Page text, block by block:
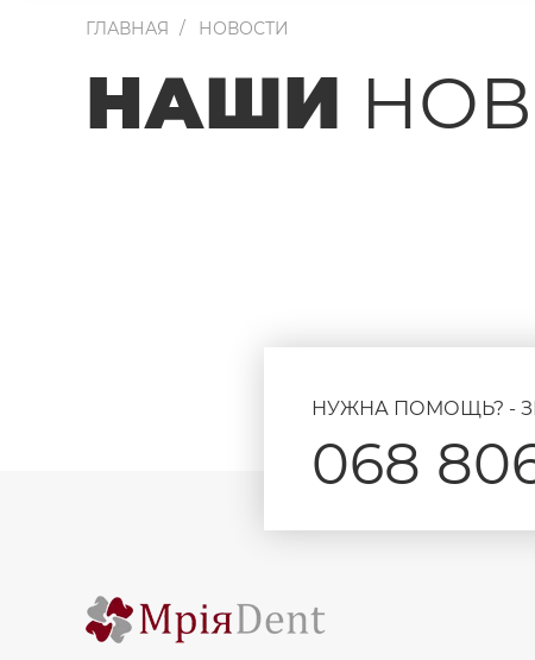
ГЛАВНАЯ НОВОСТИ
НАШИ
НУЖНА ПОМОЩЬ? -
068